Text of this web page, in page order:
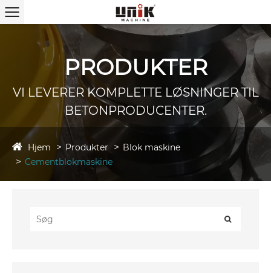
PRODUKTER
VI LEVERER KOMPLETTE LØSNINGER TIL
BETONPRODUCENTER.
Hjem Produkter
Blok maskine
Cementblokmaskine